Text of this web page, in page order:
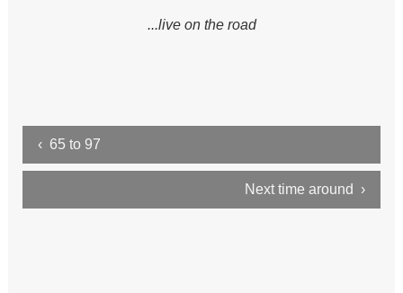
...live on the road
‹ 65 to 97
Next time around ›
Retrospective
English